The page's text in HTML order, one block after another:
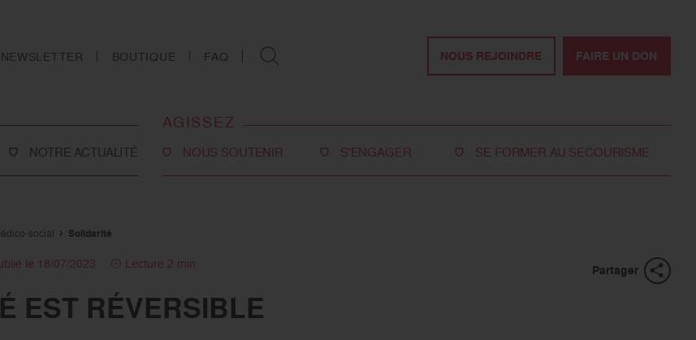
NEWSLETTER BOUTIQUE FAQ NOUS REJOINDRE FAIRE UN DON
NOTRE ACTUALITÉ
AGISSEZ
NOUS SOUTENIR
assurances-vie
S'ENGAGER
SE FORMER AU SECOURISME
social Solidarité
Partager
le 18/07/2023 Lecture 2 min
EST RÉVERSIBLE